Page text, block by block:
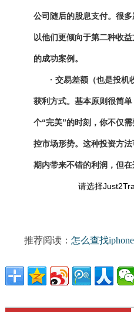
公司随后的股息支付。很
以他们更倾向于第二种收
的成功案例。
· 交易差额（也是投机
获利方式。基本原则很简单
个“完美”的时刻，你不仅
控市场形势。这种投资方法
期内带来不错的利润，但
请选择
推荐阅读： 怎么查找iphone